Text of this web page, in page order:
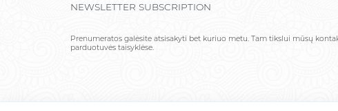
NEWSLETTER SUBSCRIPTION
Prenumeratos galėsite atsisakyti bet kuriuo metu. Tam tikslui mūsų
parduotuvės taisyklėse.